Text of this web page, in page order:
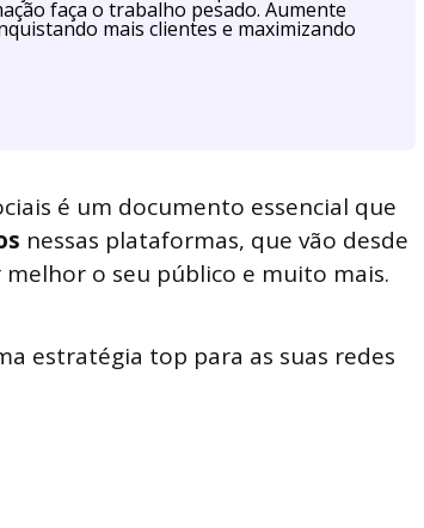
faça o trabalho pesado. Aumente
mais clientes e maximizando
é um documento essencial que
nessas plataformas, que vão desde
o seu público e muito mais.
estratégia top para as suas redes